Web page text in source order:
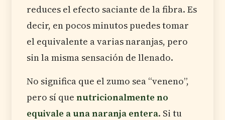
reduces el efecto saciante de la fibra. Es
decir, en pocos minutos puedes tomar
el equivalente a varias naranjas, pero
sin la misma sensación de llenado.
No significa que el zumo sea “veneno”,
pero sí que nutricionalmente no
equivale a una naranja entera. Si tu